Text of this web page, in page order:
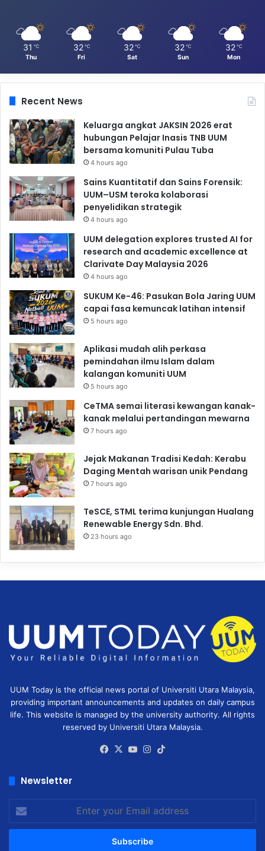
31 ℃
Thu
32 ℃
Fri
32 ℃
Sat
32 ℃
Sun
32 ℃
Mon
Recent News
Keluarga angkat JAKSIN 2026 erat
hubungan Pelajar Inasis TNB UUM
bersama komuniti Pulau Tuba
4 hours ago
Sains Kuantitatif dan Sains Forensik:
UUM–USM teroka kolaborasi
penyelidikan strategik
4 hours ago
UUM delegation explores trusted AI for
research and academic excellence at
Clarivate Day Malaysia 2026
4 hours ago
SUKUM Ke-46: Pasukan Bola Jaring UUM
capai fasa kemuncak latihan intensif
5 hours ago
Aplikasi mudah alih perkasa
pemindahan ilmu Islam dalam
kalangan komuniti UUM
5 hours ago
CeTMA semai literasi kewangan kanak-
kanak melalui pertandingan mewarna
7 hours ago
Jejak Makanan Tradisi Kedah: Kerabu
Daging Mentah warisan unik Pendang
7 hours ago
TeSCE, STML terima kunjungan Hualang
Renewable Energy Sdn. Bhd.
23 hours ago
UUM Today is the official news portal of Universiti Utara Malaysia,
providing important announcements and updates on daily campus
life. This website is managed by the university authority. All rights
reserved by Universiti Utara Malaysia.
Facebook
X YouTubeInstagram
Newsletter
your
Email